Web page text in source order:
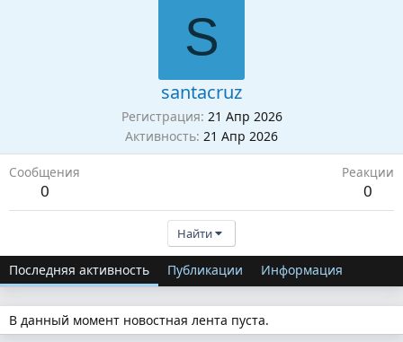
S
santacruz
Регистрация 21 Апр 2026
Активность 21 Апр 2026
Сообщения
0
Реакции
0
Найти
Последняя активность Публикации Информация
В данный момент новостная лента пуста.